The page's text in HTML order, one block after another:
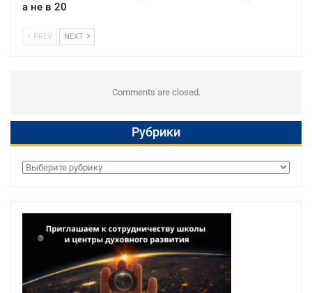
а не в 20
PREV NEXT
Comments are closed.
Рубрики
Рубрики